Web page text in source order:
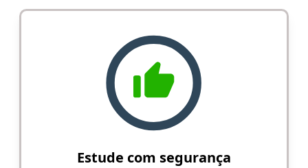
Estude com segurança